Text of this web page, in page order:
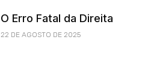
O Erro Fatal da Direita
22 DE AGOSTO DE 2025